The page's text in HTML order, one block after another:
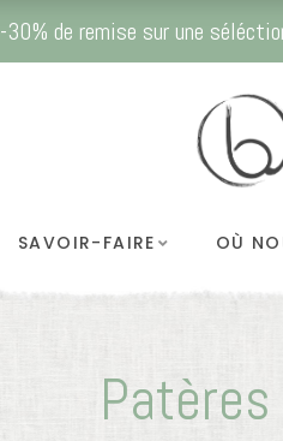
-30% de remise sur une
SAVOIR-FAIRE OÙ